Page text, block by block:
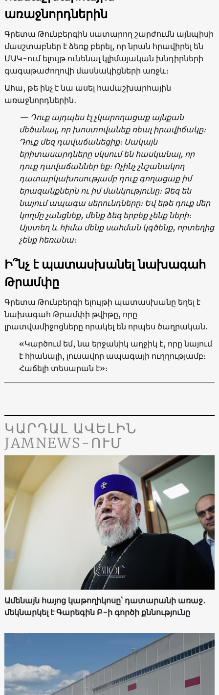
առաջնորդներին
Գրետա Թունբերգին սատարող շարժումն այնպիսի
մասշտաբներ է ձեռք բերել, որ նրան հրավիրել են
ՄԱԿ-ում ելույթ ունենալ կլիմայական խնդիրների
գագաթաժողովի մասնակիցների առջև։
Ահա, թե ինչ է նա ասել համաշխարհային
առաջնորդներին․
— Դուք այդպես էլ չկարողացաք այնքան
մեծանալ, որ խոստովանեք ռեալ իրավիճակը։
Դուք մեզ դավաճանեցիք։ Սակայն
երիտասարդները սկսում են հասկանալ, որ
դուք դավաճաններ եք։ Ոչինչ չնշանակող
դատարկախոսությամբ դուք գողացաք իմ
երազանքներն ու իմ մանկությունը։ Ձեզ են
նայում ապագա սերունդները։ Եվ եթե դուք մեր
կողմը չանցնեք, մենք ձեզ երբեք չենք ների։
Այստեղ և հիմա մենք սահման կգծենք, որտեղից
չենք հեռանա։
Ի՞նչ է պատասխանել նախագահ
Թրամփը
Գրետա Թունբերգի ելույթի պատասխանը եղել է
նախագահ Թրամփի թվիթը, որը
լրատվամիջոցները որակել են որպես ծաղրական․
«Կարծում եմ, նա երջանիկ աղջիկ է, որը նայում
է հիանալի, լուսավոր ապագայի ուղղությամբ։
Հաճելի տեսարան է»։
ԿԱՐԴԱԼ ԱՎԵԼԻՆ
JAMNEWS-ՈՒՄ
Ամենայն հայոց կաթողիկոսը՝ դատարանի առաջ․
մեկնարկել է Գարեգին Բ-ի գործի քննությունը